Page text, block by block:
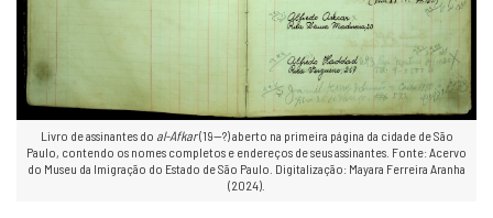
Livro de assinantes do al-Afkar(19--?) aberto na primeira página da cidade de São
Paulo, contendo os nomes completos e endereços de seus assinantes. Fonte: Acervo
do Museu da Imigração do Estado de São Paulo. Digitalização: Mayara Ferreira Aranha
(2024).